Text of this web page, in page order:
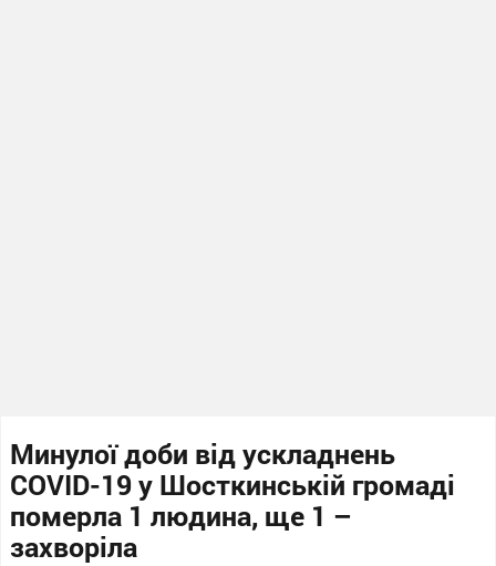
Минулої доби від ускладнень
COVID-19 у Шосткинській громаді
померла 1 людина, ще 1 –
захворіла